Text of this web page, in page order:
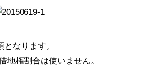
なります。
地権割合は使いません。